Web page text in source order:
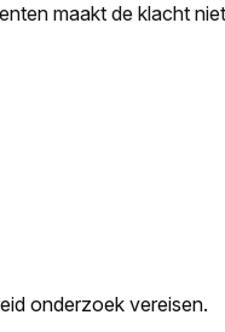
maakt de klacht
onderzoek vereisen.